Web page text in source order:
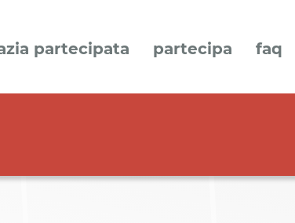
partecipata partecipa faq